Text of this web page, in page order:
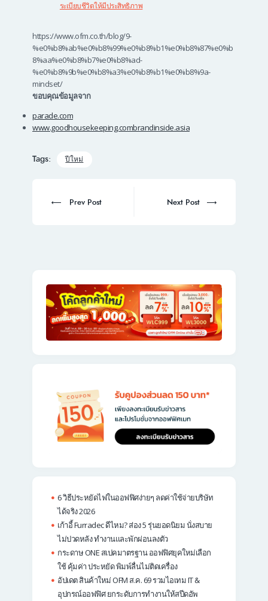
ระเบียบชีวิตให้มีประสิทธิภาพ
https://www.ofm.co.th/blog/9-
%e0%b8%ab%e0%b8%99%e0%b8%b1%e0%b8%87%e0%b
8%aa%e0%b8%b7%e0%b8%ad-
%e0%b8%9b%e0%b8%a3%e0%b8%b1%e0%b8%9a-
mindset/
ขอบคุณข้อมูลจาก
parade.com
www.goodhousekeeping.combrandinside.asia
Tags: ปีใหม่
navigation
Prev
Prev Post
Next
Next Post
6 วิธีประหยัดไฟในออฟฟิศง่ายๆ ลดค่าใช้จ่ายบริษัท
ได้จริง 2026
เก้าอี้ Furradec ดีไหม? ส่อง 5 รุ่นยอดนิยม นั่งสบาย
ไม่ปวดหลัง ทำงานและพักผ่อนลงตัว
กระดาษ ONE สเปคมาตรฐาน ออฟฟิศยุคใหม่เลือก
ใช้ คุ้มค่า ประหยัด พิมพ์ลื่นไม่ติดเครื่อง
อัปเดต สินค้าใหม่ OFM ส.ค. 69 รวมไอเทม IT &
อุปกรณ์ออฟฟิศ ยกระดับการทำงานให้สปีดอัพ